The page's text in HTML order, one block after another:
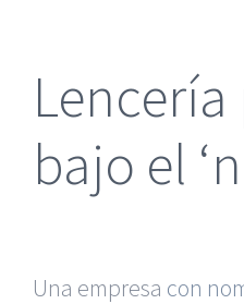
bajo el
Una empresa con